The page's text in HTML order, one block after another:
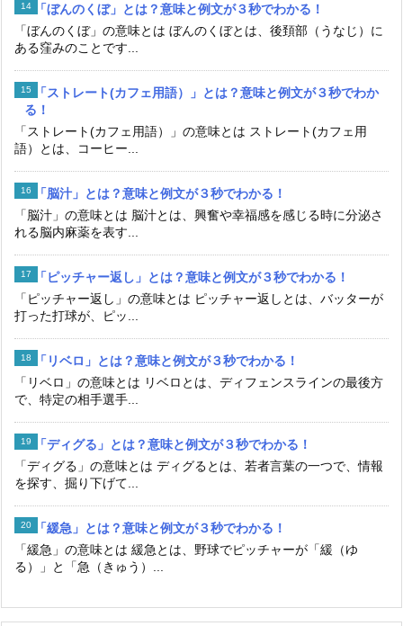
「ぼんのくぼ」とは？意味と例文が３秒でわかる！
「ぼんのくぼ」の意味とは ぼんのくぼとは、後頚部（うなじ）に
ある窪みのことです...
「ストレート(カフェ用語）」とは？意味と例文が３秒でわか
る！
「ストレート(カフェ用語）」の意味とは ストレート(カフェ用
語）とは、コーヒー...
「脳汁」とは？意味と例文が３秒でわかる！
「脳汁」の意味とは 脳汁とは、興奮や幸福感を感じる時に分泌さ
れる脳内麻薬を表す...
「ピッチャー返し」とは？意味と例文が３秒でわかる！
「ピッチャー返し」の意味とは ピッチャー返しとは、バッターが
打った打球が、ピッ...
「リベロ」とは？意味と例文が３秒でわかる！
「リベロ」の意味とは リベロとは、ディフェンスラインの最後方
で、特定の相手選手...
「ディグる」とは？意味と例文が３秒でわかる！
「ディグる」の意味とは ディグるとは、若者言葉の一つで、情報
を探す、掘り下げて...
「緩急」とは？意味と例文が３秒でわかる！
「緩急」の意味とは 緩急とは、野球でピッチャーが「緩（ゆ
る）」と「急（きゅう）...